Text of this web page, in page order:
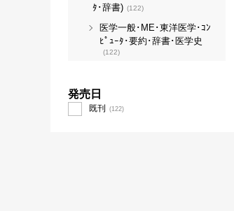
ﾀ･辞書) (122)
医学一般･ME･東洋医学･ｺﾝ
ﾋﾟｭｰﾀ･要約･辞書･医学史
(122)
発売日
既刊 (122)